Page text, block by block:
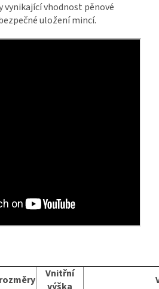
vynikající vhodnost pěnové
uložení mincí.
Vnitřní